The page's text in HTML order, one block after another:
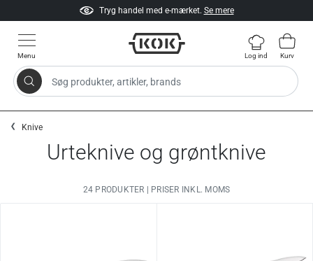
Tryg handel med e-mærket. Se mere
Menu
Søg produkter, artikler, brands
Log ind Kurv
Knive
Urteknive og grøntknive
24 PRODUKTER | PRISER INKL. MOMS